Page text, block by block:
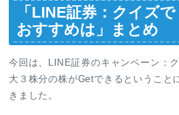
「LINE証券：クイズで
おすすめは」まとめ
今回は、LINE証券のキャンペーン：
大３株分の株がGetできるということ
きました。